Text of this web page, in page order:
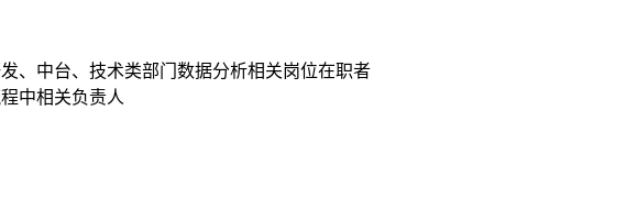
、中台、技术类部门数据分析相关岗位在职者
中相关负责人